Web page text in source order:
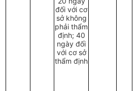
đối với cơ
sở không
phải thẩm
định; 40
ngày đối
với cơ sở
thẩm định